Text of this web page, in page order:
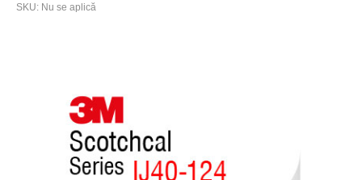
SKU: Nu se aplică